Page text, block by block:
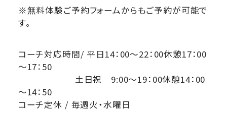
※無料体験ご予約フォームからもご予約が可能で
す。
コーチ対応時間/ 平日14：00～22：00休憩17：00
～17：50
土日祝 9:00～19：00休憩14：00
～14：50
コーチ定休 / 毎週火・水曜日